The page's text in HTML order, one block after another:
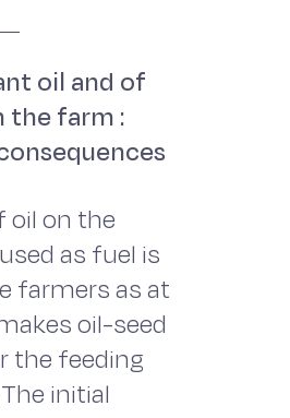
oil and of
the farm :
oil on the
as fuel is
farmers as at
oil-seed
the feeding
initial